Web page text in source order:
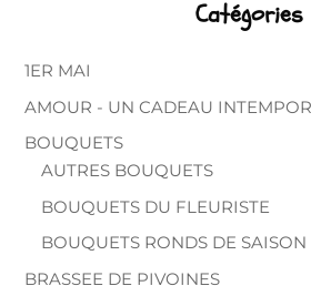
Catégories
1ER MAI
AMOUR - UN CADEAU
BOUQUETS
AUTRES BOUQUETS
BOUQUETS DU FLEURISTE
BOUQUETS RONDS DE SAISON
BRASSEE DE PIVOINES